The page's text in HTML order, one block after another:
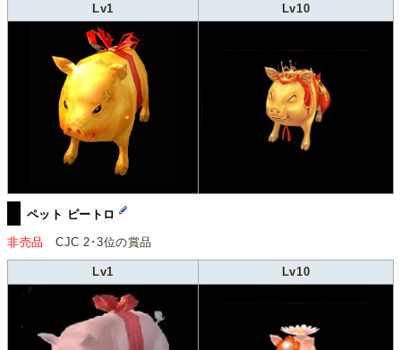
Lv1 Lv10
ペット ピートロ
非売品 CJC 2･3位の賞品
Lv1 Lv10